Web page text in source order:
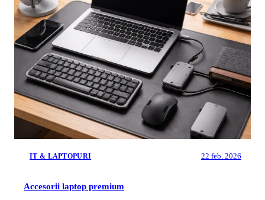
IT & LAPTOPURI 22 feb. 2026
Accesorii laptop premium